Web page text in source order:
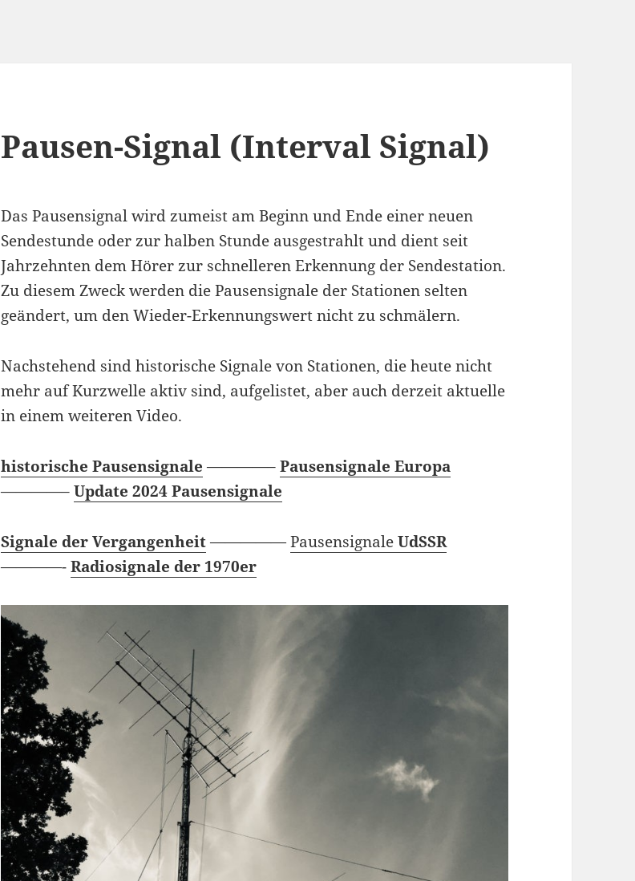
Pausen-Signal (Interval Signal)
Das Pausensignal wird zumeist am Beginn und Ende einer neuen
Sendestunde oder zur halben Stunde ausgestrahlt und dient seit
Jahrzehnten dem Hörer zur schnelleren Erkennung der Sendestation.
Zu diesem Zweck werden die Pausensignale der Stationen selten
geändert, um den Wieder-Erkennungswert nicht zu schmälern.
Nachstehend sind historische Signale von Stationen, die heute nicht
mehr auf Kurzwelle aktiv sind, aufgelistet, aber auch derzeit aktuelle
in einem weiteren Video.
historische Pausensignale ————–Pausensignale Europa
————–Update 2024 Pausensignale
Signale der Vergangenheit—————PausensignaleUdSSR
————-Radiosignale der 1970er